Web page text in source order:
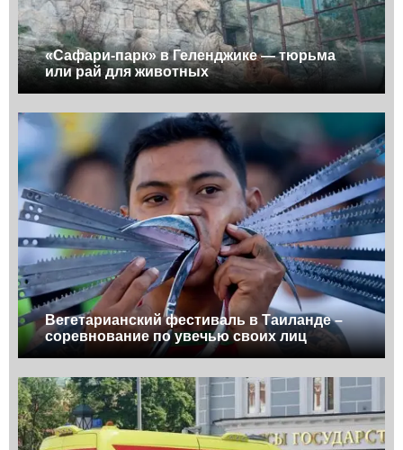
«Сафари-парк» в Геленджике — тюрьма
или рай для животных
Вегетарианский фестиваль в Таиланде –
соревнование по увечью своих лиц